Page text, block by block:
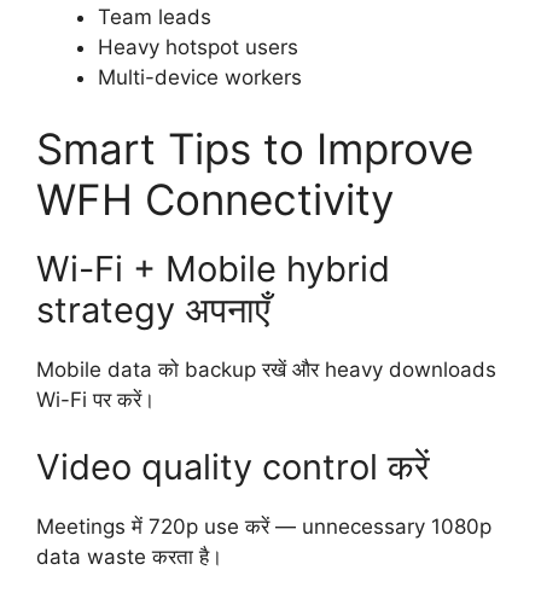
Team leads
Heavy hotspot users
Multi-device workers
Smart Tips to Improve
WFH Connectivity
Wi-Fi + Mobile hybrid
strategy अपनाएँ
Mobile data को backup रखें और heavy downloads
Wi-Fi पर करें।
Video quality control करें
Meetings में 720p use करें — unnecessary 1080p
data waste करता है।